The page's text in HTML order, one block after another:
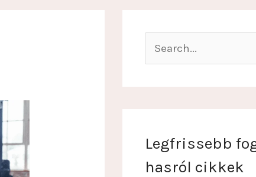
e
Legfrissebb
hasról cikkek